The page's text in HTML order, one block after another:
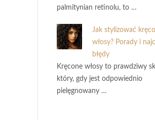
palmitynian retinolu, to …
Jak stylizować
włosy? Porady i
błędy
Kręcone włosy to prawdziwy
który, gdy jest odpowiednio
pielęgnowany …